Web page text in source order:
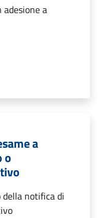
a
a
o
della notifica di